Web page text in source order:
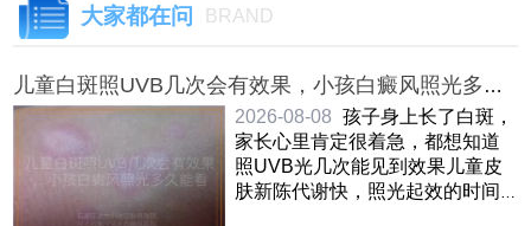
大家都在问 BRAND
儿童白斑照UVB几次会有效果，小孩白癜风照光多久
能看到变化，儿童白癜风照UVB光治疗后几次显效
2026-08-08 孩子身上长了白斑，
家长心里肯定很着急，都想知道
照UVB光几次能见到效果儿童皮
肤新陈代谢快，照光起效的时间